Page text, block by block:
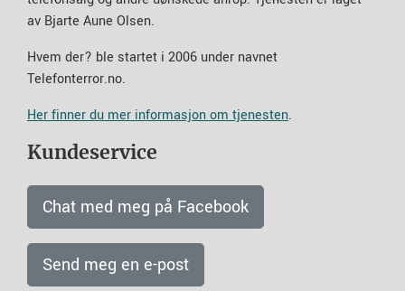
av Bjarte Aune Olsen.
Hvem der? ble startet i 2006 under navnet
Telefonterror.no.
Her finner du mer informasjon om tjenesten.
Kundeservice
Chat med meg på Facebook
Send meg en e-post